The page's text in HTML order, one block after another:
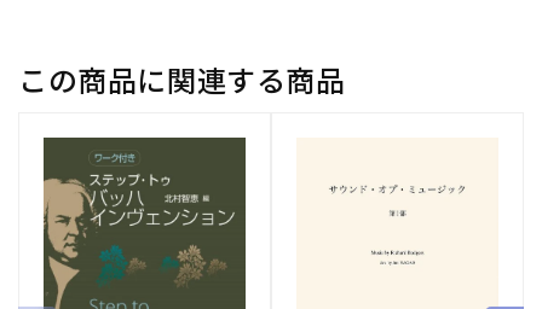
の
数
減
ら
す
の
数
増
や
この商品に関連する商品